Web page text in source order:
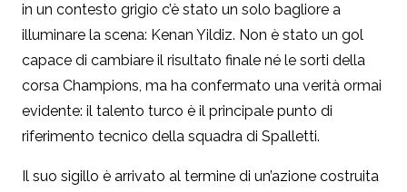
in un contesto grigio c’è stato un solo bagliore a
illuminare la scena: Kenan Yildiz. Non è stato un gol
capace di cambiare il risultato finale né le sorti della
corsa Champions, ma ha confermato una verità ormai
evidente: il talento turco è il principale punto di
riferimento tecnico della squadra di Spalletti.
Il suo sigillo è arrivato al termine di un’azione costruita